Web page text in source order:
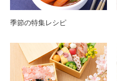
季節の特集レシピ